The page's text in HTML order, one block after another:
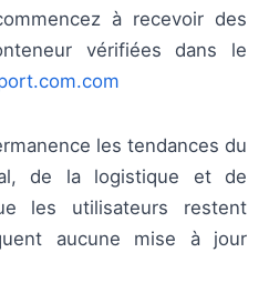
à recevoir des
vérifiées dans le
les tendances du
de la logistique et de
les utilisateurs restent
aucune mise à jour